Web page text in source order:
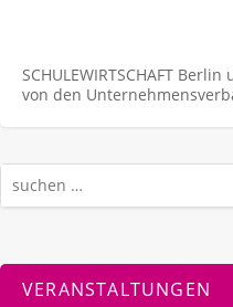
SCHULEWIRTSCHAFT
von den
VERANSTALTUNGEN